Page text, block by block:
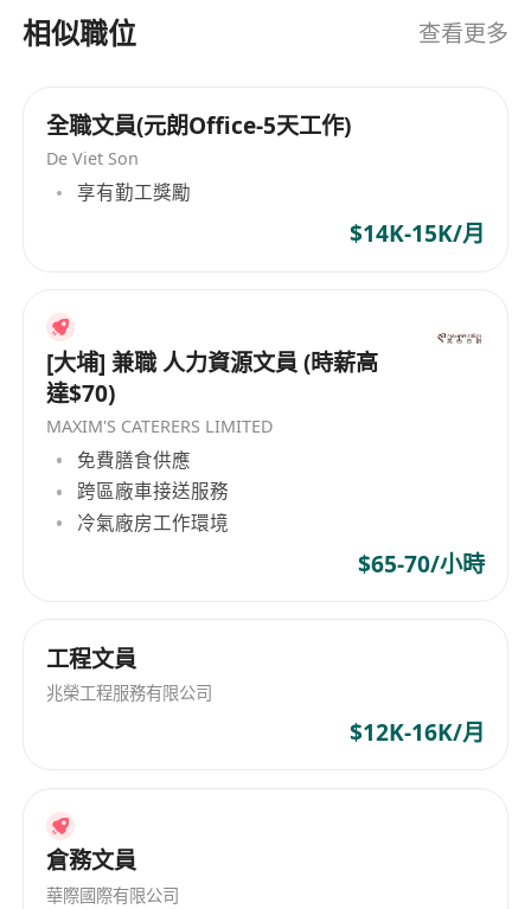
相似職位 查看更多
全職文員(元朗Office-5天工作)
De Viet Son
享有勤工獎勵
$14K-15K/月
[大埔] 兼職 人力資源文員 (時薪高
達$70)
MAXIM'S CATERERS LIMITED
免費膳食供應
跨區廠車接送服務
冷氣廠房工作環境
$65-70/小時
工程文員
兆榮工程服務有限公司
$12K-16K/月
倉務文員
華際國際有限公司